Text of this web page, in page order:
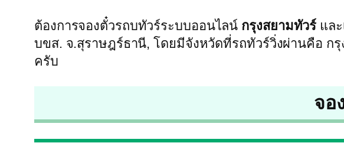
ต้องการจองตั๋วรถบทัวร์ระบบออนไลน์ กรุงสยามทัวร์ แล
บขส. จ.สุราษฎร์ธานี, โดยมีจังหวัดที่รถทัวร์วิ่งผ่านคือ ก
ครับ
จอ